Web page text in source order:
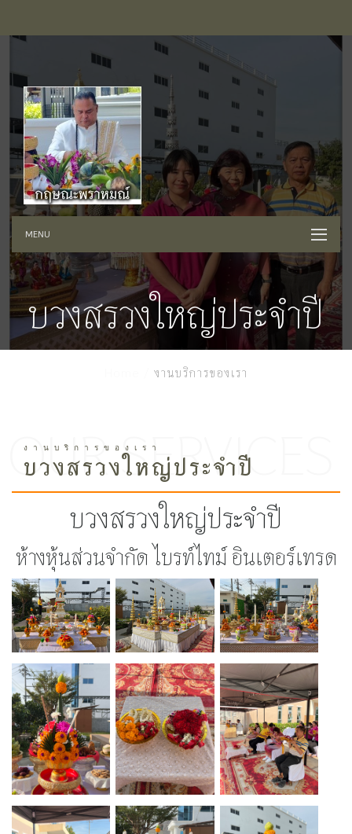
MENU
บวงสรวงใหญ่ประจำปี
Home /งานบริการของเรา
บวงสรวงใหญ่ประจำปี
บวงสรวงใหญ่ประจำปี
ห้างหุ้นส่วนจำกัด ไบรท์ไทม์ อินเตอร์เทรด